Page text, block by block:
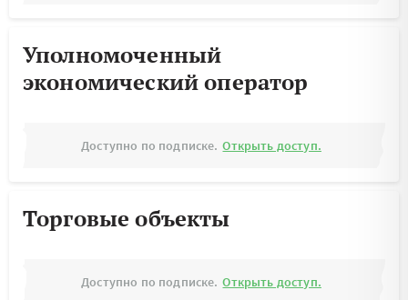
Уполномоченный
экономический оператор
Доступно по подписке. Открыть доступ.
Торговые объекты
Доступно по подписке. Открыть доступ.